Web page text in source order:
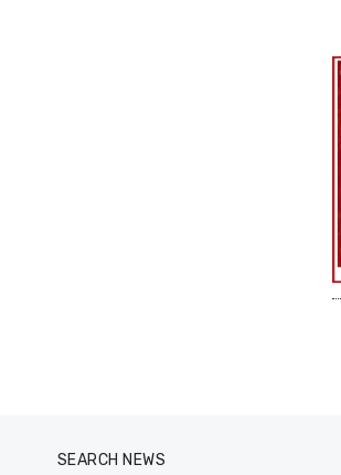
SEARCH NEWS